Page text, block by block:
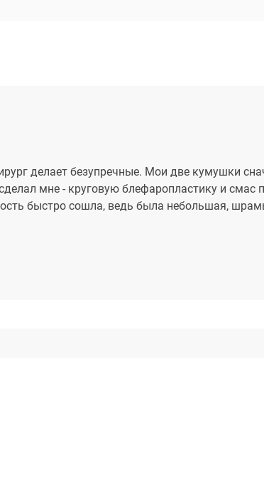
делает безупречные. Мои две кумушки
мне - круговую блефаропластику и смас
быстро сошла, ведь была небольшая,